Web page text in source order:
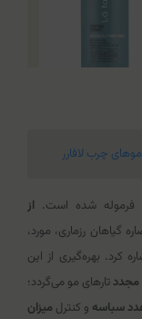
چرب لافارر
فرموله شده است. از
گیاهان رزماری، مورد،
کرد. بهره‌گیری از این
تارهای مو می‌گردد؛
سباسه و کنترل میزان